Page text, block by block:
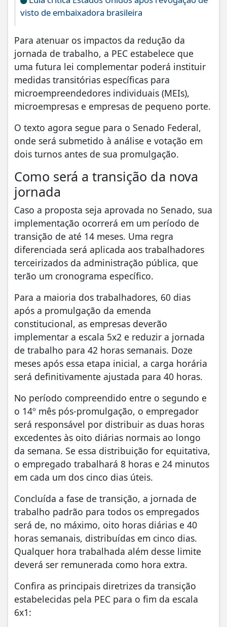
visto de embaixadora brasileira
Para atenuar os impactos da redução da
jornada de trabalho, a PEC estabelece que
uma futura lei complementar poderá instituir
medidas transitórias específicas para
microempreendedores individuais (MEIs),
microempresas e empresas de pequeno porte.
O texto agora segue para o Senado Federal,
onde será submetido à análise e votação em
dois turnos antes de sua promulgação.
Como será a transição da nova
jornada
Caso a proposta seja aprovada no Senado, sua
implementação ocorrerá em um período de
transição de até 14 meses. Uma regra
diferenciada será aplicada aos trabalhadores
terceirizados da administração pública, que
terão um cronograma específico.
Para a maioria dos trabalhadores, 60 dias
após a promulgação da emenda
constitucional, as empresas deverão
implementar a escala 5x2 e reduzir a jornada
de trabalho para 42 horas semanais. Doze
meses após essa etapa inicial, a carga horária
será definitivamente ajustada para 40 horas.
No período compreendido entre o segundo e
o 14º mês pós-promulgação, o empregador
será responsável por distribuir as duas horas
excedentes às oito diárias normais ao longo
da semana. Se essa distribuição for equitativa,
o empregado trabalhará 8 horas e 24 minutos
em cada um dos cinco dias úteis.
Concluída a fase de transição, a jornada de
trabalho padrão para todos os empregados
será de, no máximo, oito horas diárias e 40
horas semanais, distribuídas em cinco dias.
Qualquer hora trabalhada além desse limite
deverá ser remunerada como hora extra.
Confira as principais diretrizes da transição
estabelecidas pela PEC para o fim da escala
6x1: